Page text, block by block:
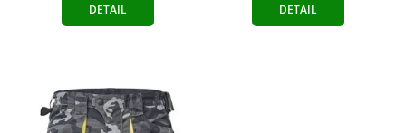
DETAIL DETAIL